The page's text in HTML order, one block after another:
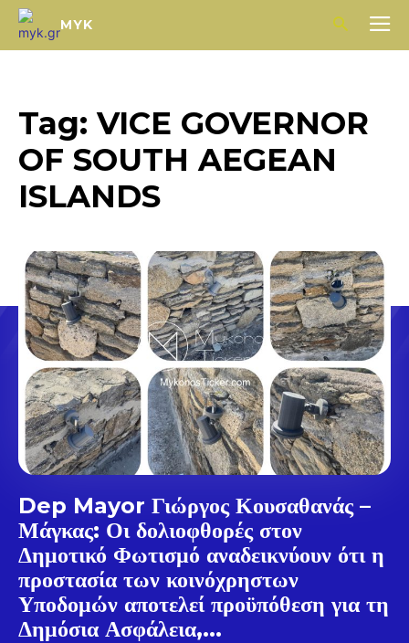
MYK
Tag:VICE GOVERNOR
OF SOUTH AEGEAN
ISLANDS
Dep Mayor Γιώργος Κουσαθανάς –
Μάγκας: Οι δολιοφθορές στον
Δημοτικό Φωτισμό αναδεικνύουν ότι η
προστασία των κοινόχρηστων
Υποδομών αποτελεί προϋπόθεση για τη
Δημόσια Ασφάλεια,...